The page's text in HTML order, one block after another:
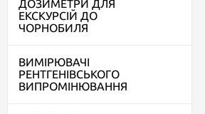
ДОЗИМЕТРИ ДЛЯ
ЕКСКУРСІЙ ДО
ЧОРНОБИЛЯ
ВИМІРЮВАЧІ
РЕНТГЕНІВСЬКОГО
ВИПРОМІНЮВАННЯ